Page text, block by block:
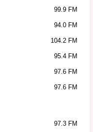
99.9 FM
94.0 FM
104.2 FM
95.4 FM
97.6 FM
97.6 FM
97.3 FM